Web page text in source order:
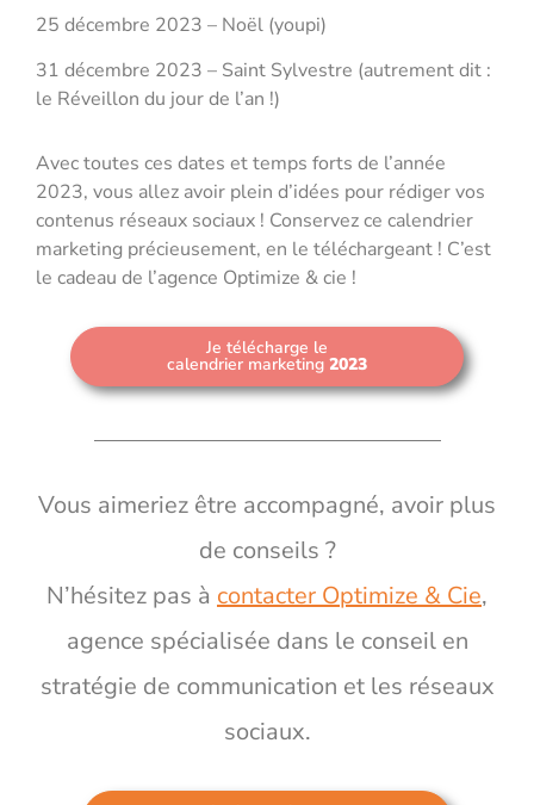
25 décembre 2023 – Noël (youpi)
31 décembre 2023 – Saint Sylvestre (autrement dit :
le Réveillon du jour de l’an !)
Avec toutes ces dates et temps forts de l’année
2023, vous allez avoir plein d’idées pour rédiger vos
contenus réseaux sociaux ! Conservez ce calendrier
marketing précieusement, en le téléchargeant ! C’est
le cadeau de l’agence Optimize & cie !
Je télécharge le
calendrier marketing 2023
Vous aimeriez être accompagné, avoir plus
de conseils ?
N’hésitez pas à contacter Optimize & Cie,
agence spécialisée dans le conseil en
stratégie de communication et les réseaux
sociaux.